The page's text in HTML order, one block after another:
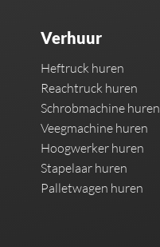
Verhuur
Heftruck huren
Reachtruck huren
Schrobmachine huren
Veegmachine huren
Hoogwerker huren
Stapelaar huren
Palletwagen huren